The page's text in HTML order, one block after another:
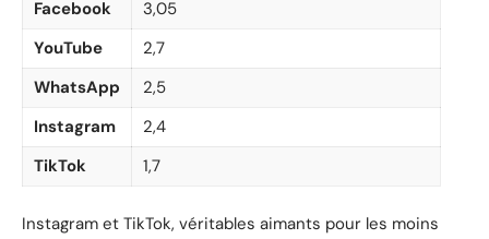
Facebook
3,05
YouTube
2,7
WhatsApp
2,5
Instagram
2,4
TikTok
1,7
Instagram et TikTok, véritables aimants pour les moins